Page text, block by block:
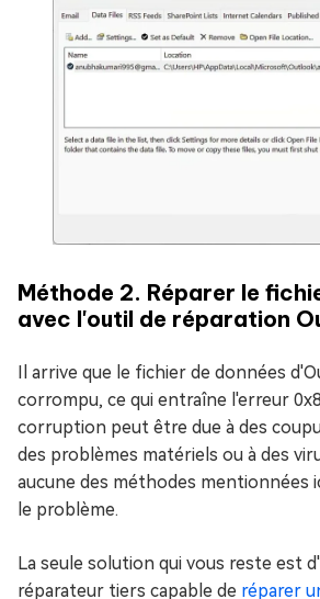
Méthode 2. Réparer le
avec l'outil de réparation
Il arrive que le fichier de données
corrompu, ce qui entraîne l'erreur
corruption peut être due à des
des problèmes matériels ou à des
aucune des méthodes mentionnées
le problème.
La seule solution qui vous reste est
réparateur tiers capable de réparer